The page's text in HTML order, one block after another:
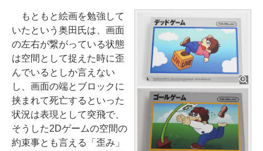
もともと絵画を勉強して
いたという奥田氏は、画面
の左右が繋がっている状態
は空間として捉えた時に歪
んでいるとしか言えない
し、画面の端とブロックに
挟まれて死亡するといった
状況は表現として突飛で、
そうした2Dゲームの空間の
約束事とも言える「歪み」